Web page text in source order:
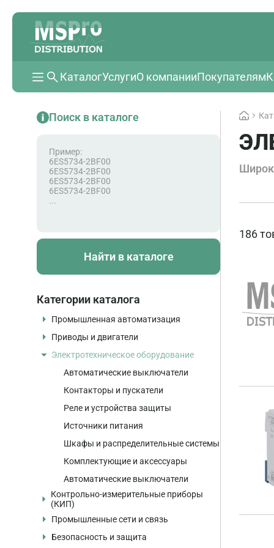
КаталогУслугиО компанииПокупателям
Поиск в каталоге
Пример:
6ES5734-2BF00
6ES5734-2BF00
6ES5734-2BF00
6ES5734-2BF00
...
Найти в каталоге
Категории каталога
Промышленная автоматизация
Программируемые контроллеры
Контроллеры
Модули ввода/вывода, интерфейсные
Панели оператора
Промышленные компьютеры
Программное обеспечение
Коммуникационные модули
Карты памяти
Блоки питания
Учебные стенды и training cases
Комплектующие и аксессуары
Приводы и двигатели
Частотные преобразователи
Устройства плавного пуска
Электродвигатели
Серводвигатели и сервоприводы
Комплектующие и аксессуары
Электротехническое оборудование
Автоматические выключатели
Контакторы и пускатели
Реле и устройства защиты
Источники питания
Шкафы и распределительные системы
Комплектующие и аксессуары
Автоматические выключатели
Контрольно-измерительные приборы
(КИП)
Датчики давления
Датчики температуры
Промышленные сети и связь
Промышленные коммутаторы
Безопасность и защита
186